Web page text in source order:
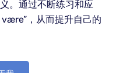
。通过不断练习和应
，从而提升自己的